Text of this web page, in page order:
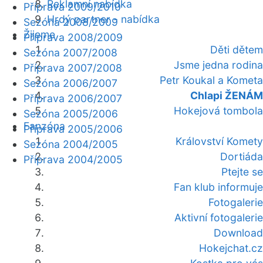
Reklamní nabídka
Hrdý partner - nabídka
Žijeme
Děti dětem
Jsme jedna rodina
Petr Koukal a Kometa
Chlapi ŽENÁM
Hokejová tombola
Fanzóna
Království Komety
Dortiáda
Ptejte se
Fan klub informuje
Fotogalerie
Aktivní fotogalerie
Download
Hokejchat.cz
Příprava 2009/2010
Sezóna 2008/2009
Příprava 2008/2009
Sezóna 2007/2008
Příprava 2007/2008
Sezóna 2006/2007
Příprava 2006/2007
Sezóna 2005/2006
Příprava 2005/2006
Sezóna 2004/2005
Příprava 2004/2005